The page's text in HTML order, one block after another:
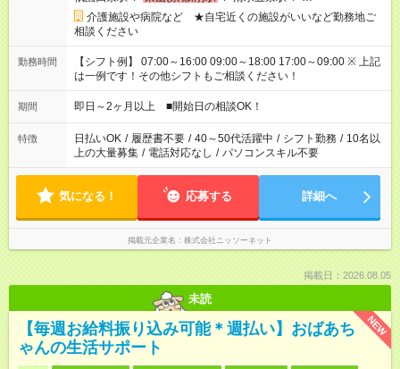
介護施設や病院など ★自宅近くの施設がいいなど勤務地ご
相談ください
勤務時間
【シフト例】 07:00～16:00 09:00～18:00 17:00～09:00 ※ 上記
は一例です！その他シフトもご相談ください！
期間 即日～2ヶ月以上 ■開始日の相談OK！
特徴 日払いOK / 履歴書不要 / 40～50代活躍中 / シフト勤務 / 10名以
上の大量募集 / 電話対応なし / パソコンスキル不要
気になる！ 応募する 詳細へ
掲載元企業名 株式会社ニッソーネット
掲載日：2026.08.05
未読
NEW
【毎週お給料振り込み可能＊週払い】おばあち
ゃんの生活サポート